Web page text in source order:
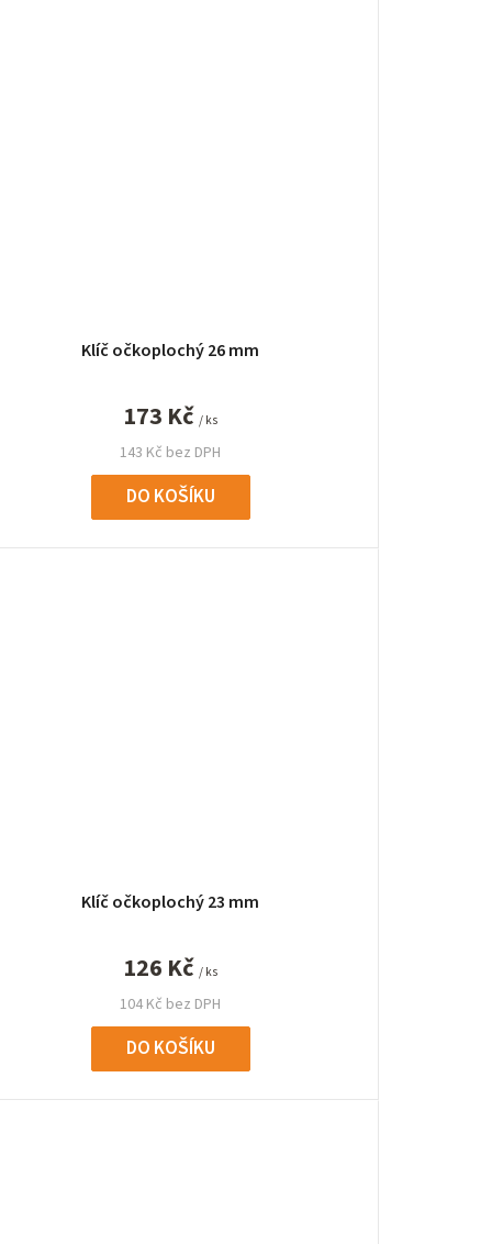
Klíč očkoplochý 26 mm
143 Kč bez DPH
173 Kč/ ks
DO KOŠÍKU
Klíč očkoplochý 23 mm
104 Kč bez DPH
126 Kč/ ks
DO KOŠÍKU